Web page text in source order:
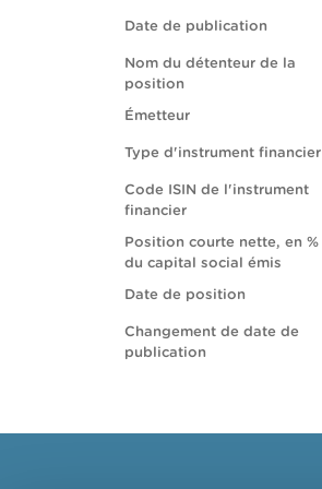
Date de publication
Nom du détenteur de la
position
Émetteur
Type d'instrument financier
Code ISIN de l'instrument
financier
Position courte nette, en %
du capital social émis
Date de position
Changement de date de
publication